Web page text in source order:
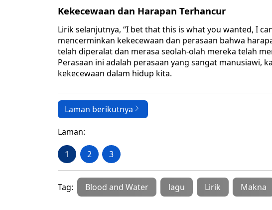
Kekecewaan dan Harapan Terhancur
Lirik selanjutnya, “I bet that this is what you wanted, I
mencerminkan kekecewaan dan perasaan bahwa
telah diperalat dan merasa seolah-olah mereka telah
Perasaan ini adalah perasaan yang sangat manusiawi,
kekecewaan dalam hidup kita.
Laman berikutnya
Laman:
1 2 3
Tag: Blood and Water lagu Lirik Makna